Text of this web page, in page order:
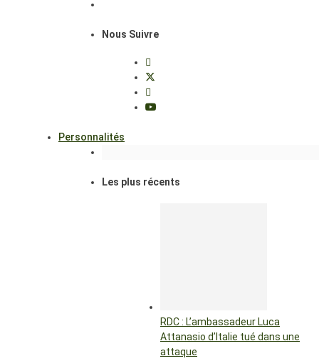
Nous Suivre
Personnalités
Les plus récents
RDC : L’ambassadeur Luca
Attanasio d’Italie tué dans une
attaque